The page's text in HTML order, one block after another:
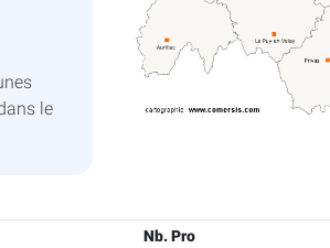
le
Nb. Pro